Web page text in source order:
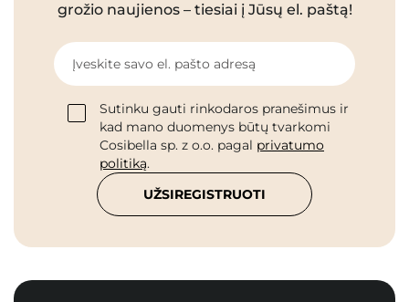
grožio naujienos – tiesiai į Jūsų el. paštą!
Įveskite savo el. pašto adresą
Sutinku gauti rinkodaros pranešimus ir
kad mano duomenys būtų tvarkomi
Cosibella sp. z o.o. pagal privatumo
politiką.
UŽSIREGISTRUOTI